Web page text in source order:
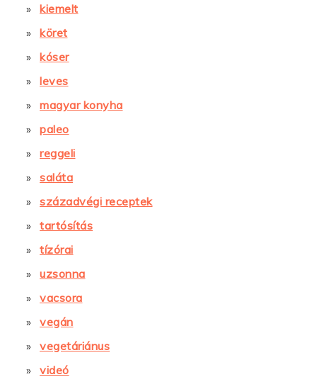
kiemelt
köret
kóser
leves
magyar konyha
paleo
reggeli
saláta
századvégi receptek
tartósítás
tízórai
uzsonna
vacsora
vegán
vegetáriánus
videó